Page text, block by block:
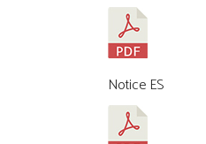
Notice ES